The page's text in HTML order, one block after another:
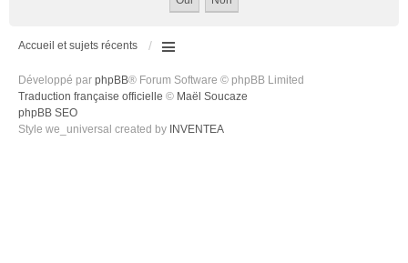
Accueil et sujets récents
Développé par phpBB® Forum Software © phpBB Limited
Traduction française officielle © Maël Soucaze
phpBB SEO
Style we_universal created by INVENTEA